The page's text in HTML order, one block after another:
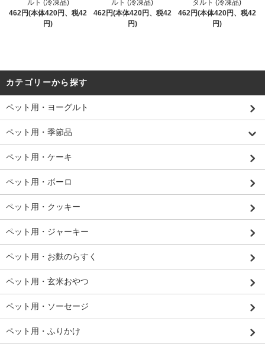
ルト (冷凍品)
462円(本体420円、税42
円)
ルト (冷凍品)
462円(本体420円、税42
円)
タルト (冷凍品)
462円(本体420円、税42
円)
カテゴリーから探す
ペット用・ヨーグルト
ペット用・季節品
ペット用・ケーキ
ペット用・ボーロ
ペット用・クッキー
ペット用・ジャーキー
ペット用・お麩のらすく
ペット用・玄米おやつ
ペット用・ソーセージ
ペット用・ふりかけ